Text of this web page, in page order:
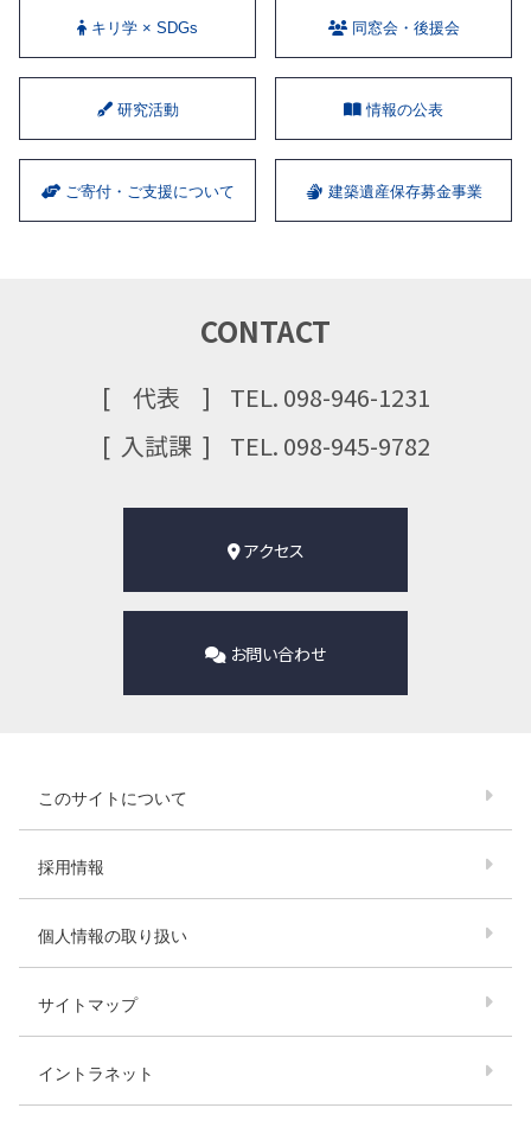
キリ学 × SDGs 同窓会・後援会
研究活動 情報の公表
ご寄付・ご支援について 建築遺産保存募金事業
CONTACT
代表
TEL. 098-946-1231
⼊試課
TEL. 098-945-9782
アクセス
お問い合わせ
このサイトについて
採用情報
個人情報の取り扱い
サイトマップ
イントラネット